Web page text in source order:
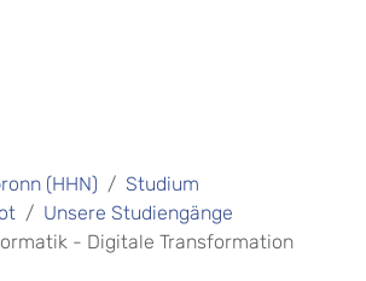
(HHN)
Studium
Unsere Studiengänge
- Digitale Transformation